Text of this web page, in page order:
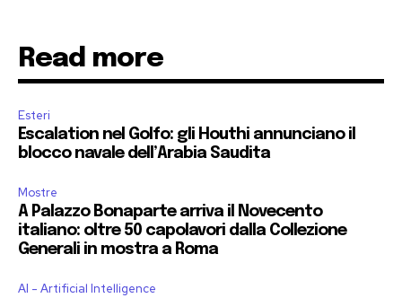
Read more
Esteri
Escalation nel Golfo: gli Houthi annunciano il
blocco navale dell’Arabia Saudita
Mostre
A Palazzo Bonaparte arriva il Novecento
italiano: oltre 50 capolavori dalla Collezione
Generali in mostra a Roma
AI - Artificial Intelligence